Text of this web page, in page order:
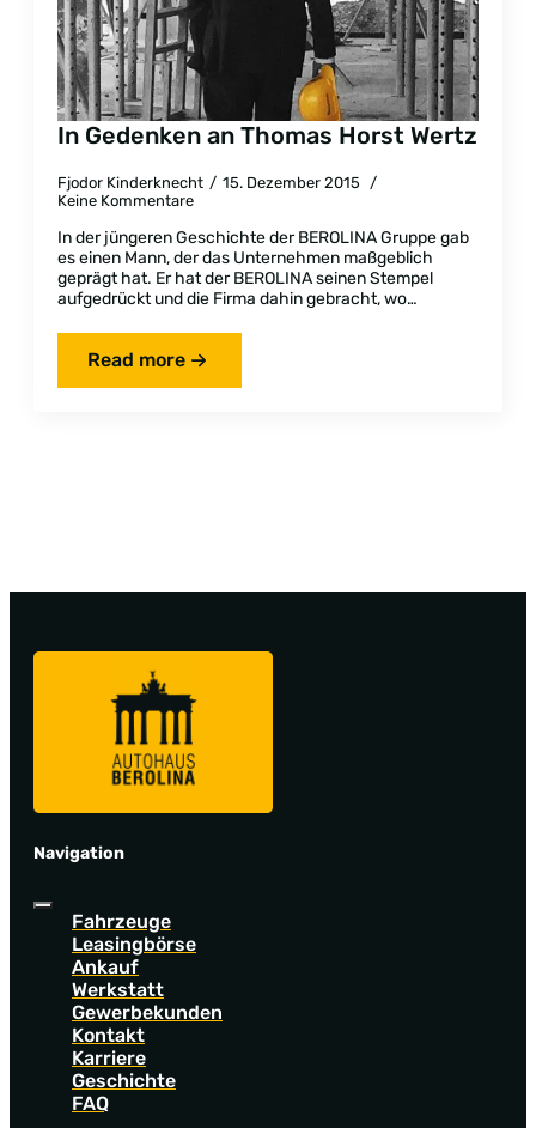
In Gedenken an Thomas Horst Wertz
Fjodor Kinderknecht
15. Dezember 2015
Keine Kommentare
In der jüngeren Geschichte der BEROLINA Gruppe gab
es einen Mann, der das Unternehmen maßgeblich
geprägt hat. Er hat der BEROLINA seinen Stempel
aufgedrückt und die Firma dahin gebracht, wo…
Read more
Navigation
Fahrzeuge
Leasingbörse
Ankauf
Werkstatt
Gewerbekunden
Kontakt
Karriere
Geschichte
FAQ